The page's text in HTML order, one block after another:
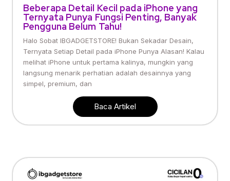
Beberapa Detail Kecil pada iPhone yang
Ternyata Punya Fungsi Penting, Banyak
Pengguna Belum Tahu!
Halo Sobat IBGADGETSTORE! Bukan Sekadar Desain,
Ternyata Setiap Detail pada iPhone Punya Alasan! Kalau
melihat iPhone untuk pertama kalinya, mungkin yang
langsung menarik perhatian adalah desainnya yang
simpel, premium, dan
Baca Artikel